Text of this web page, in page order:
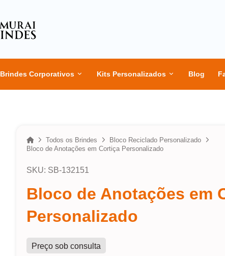
Brindes Corporativos Kits Personalizados Blog
HomeTodos os Brindes
Bloco Reciclado Personalizado
Bloco de Anotações em Cortiça Personalizado
SKU: SB-132151
Bloco de Anotações em
Personalizado
Preço sob consulta